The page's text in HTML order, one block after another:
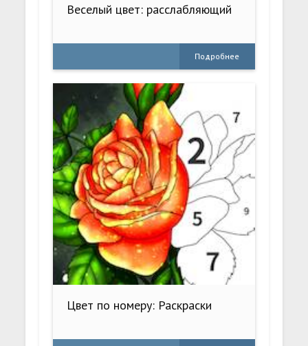
Веселый цвет: расслабляющий
Подробнее
Цвет по номеру: Раскраски